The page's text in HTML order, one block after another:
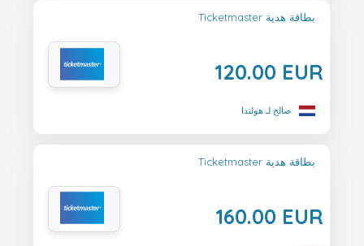
Ticketmaster بطاقة هدية
120.00 EUR
صالح لـ هولندا
Ticketmaster بطاقة هدية
160.00 EUR